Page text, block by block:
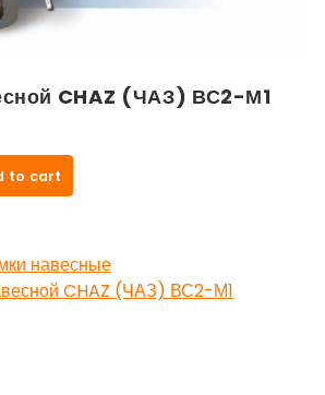
CHAZ (ЧАЗ) ВС2-М1
to cart
навесные
CHAZ (ЧАЗ) ВС2-М1